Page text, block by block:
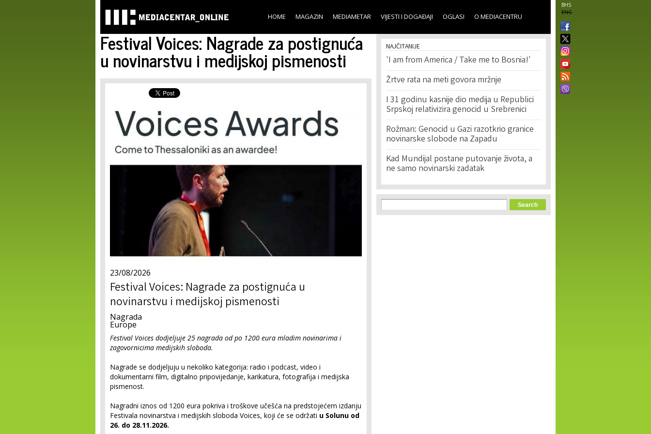
main
content
BHS
ENG
HOME MAGAZIN MEDIAMETAR VIJESTI I DOGAĐAJI OGLASI O MEDIACENTRU
Festival Voices: Nagrade za postignuća
u novinarstvu i medijskoj pismenosti
23/08/2026
Festival Voices: Nagrade za postignuća u
novinarstvu i medijskoj pismenosti
Nagrada
Europe
Festival Voices dodjeljuje 25 nagrada od po 1200 eura mladim novinarima i
zagovornicima medijskih sloboda.
Nagrade se dodjeljuju u nekoliko kategorija: radio i podcast, video i
dokumentarni film, digitalno pripovijedanje, karikatura, fotografija i medijska
pismenost.
Nagradni iznos od 1200 eura pokriva i troškove učešća na predstojećem izdanju
Festivala novinarstva i medijskih sloboda Voices, koji će se održati u Solunu od
26. do 28.11.2026.
NAJČITANIJE
'I am from America / Take me to Bosnia!'
Žrtve rata na meti govora mržnje
I 31 godinu kasnije dio medija u Republici
Srpskoj relativizira genocid u Srebrenici
Rožman: Genocid u Gazi razotkrio granice
novinarske slobode na Zapadu
Kad Mundijal postane putovanje života, a
ne samo novinarski zadatak
Search form
Search